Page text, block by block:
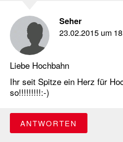
Seher
23.02.2015 um
Liebe Hochbahn
Ihr seit Spitze ein Herz für
so!!!!!!!!!:-)
ANTWORTEN